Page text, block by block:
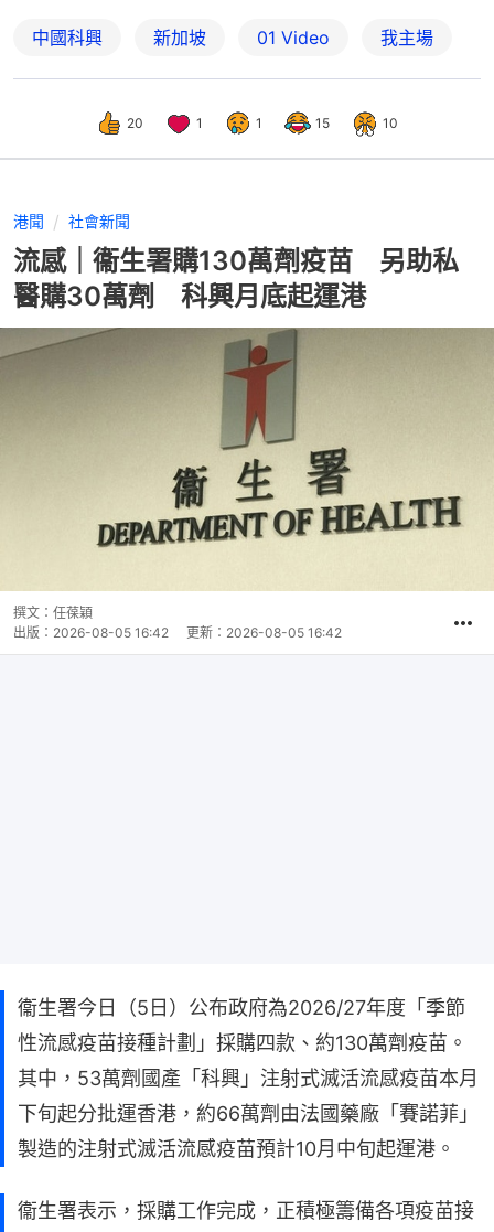
中國科興 新加坡 01 Video 我主場
20 1 1 15 10
港聞 社會新聞
流感｜衞生署購130萬劑疫苗 另助私
醫購30萬劑 科興月底起運港
撰文： 任葆穎
出版： 2026-08-05 16:42 更新： 2026-08-05 16:42
衞生署今日（5日）公布政府為2026/27年度「季節
性流感疫苗接種計劃」採購四款、約130萬劑疫苗。
其中，53萬劑國產「科興」注射式滅活流感疫苗本月
下旬起分批運香港，約66萬劑由法國藥廠「賽諾菲」
製造的注射式滅活流感疫苗預計10月中旬起運港。
衞生署表示，採購工作完成，正積極籌備各項疫苗接